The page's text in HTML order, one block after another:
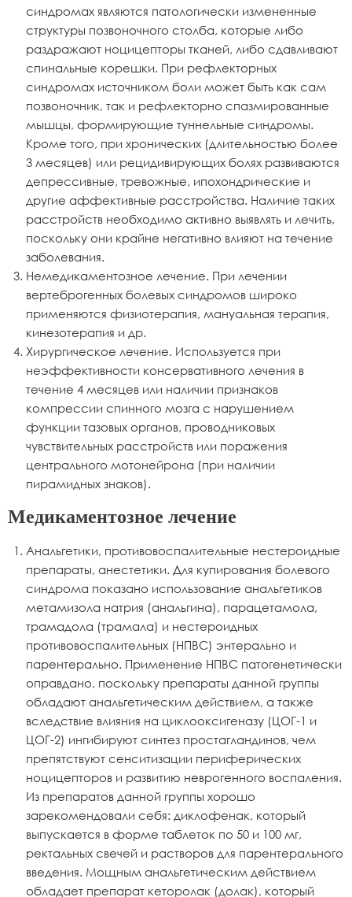
синдромах являются патологически измененные
структуры позвоночного столба, которые либо
раздражают ноцицепторы тканей, либо сдавливают
спинальные корешки. При рефлекторных
синдромах источником боли может быть как сам
позвоночник, так и рефлекторно спазмированные
мышцы, формирующие туннельные синдромы.
Кроме того, при хронических (длительностью более
3 месяцев) или рецидивирующих болях развиваются
депрессивные, тревожные, ипохондрические и
другие аффективные расстройства. Наличие таких
расстройств необходимо активно выявлять и лечить,
поскольку они крайне негативно влияют на течение
заболевания.
Немедикаментозное лечение. При лечении
вертеброгенных болевых синдромов широко
применяются физиотерапия, мануальная терапия,
кинезотерапия и др.
Хирургическое лечение. Используется при
неэффективности консервативного лечения в
течение 4 месяцев или наличии признаков
компрессии спинного мозга с нарушением
функции тазовых органов, проводниковых
чувствительных расстройств или поражения
центрального мотонейрона (при наличии
пирамидных знаков).
Медикаментозное лечение
Анальгетики, противовоспалительные нестероидные
препараты, анестетики. Для купирования болевого
синдрома показано использование анальгетиков
метамизола натрия (анальгина), парацетамола,
трамадола (трамала) и нестероидных
противовоспалительных (НПВС) энтерально и
парентерально. Применение НПВС патогенетически
оправдано, поскольку препараты данной группы
обладают анальгетическим действием, а также
вследствие влияния на циклооксигеназу (ЦОГ-1 и
ЦОГ-2) ингибируют синтез простагландинов, чем
препятствуют сенситизации периферических
ноцицепторов и развитию неврогенного воспаления.
Из препаратов данной группы хорошо
зарекомендовали себя: диклофенак, который
выпускается в форме таблеток по 50 и 100 мг,
ректальных свечей и растворов для парентерального
введения. Мощным анальгетическим действием
обладает препарат кеторолак (долак), который